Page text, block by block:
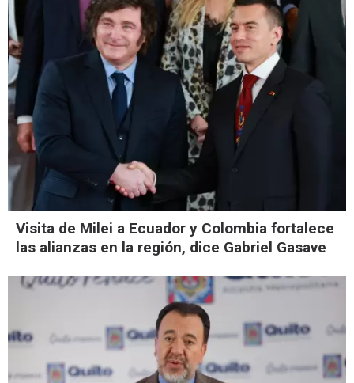
Visita de Milei a Ecuador y Colombia fortalece
las alianzas en la región, dice Gabriel Gasave